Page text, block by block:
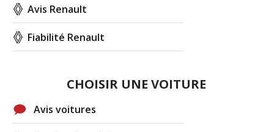
Avis Renault
Fiabilité Renault
CHOISIR UNE VOITURE
Avis voitures